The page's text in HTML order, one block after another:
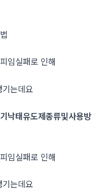
임실패로 인해
는데요
낙태유도제종류및사용방
임실패로 인해
는데요